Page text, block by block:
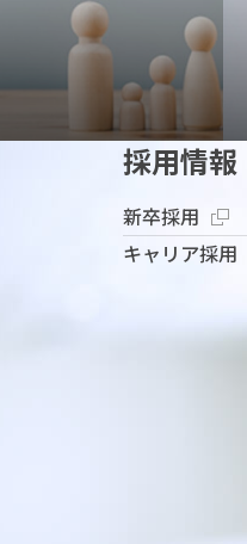
採用情報
新卒採用
キャリア採用